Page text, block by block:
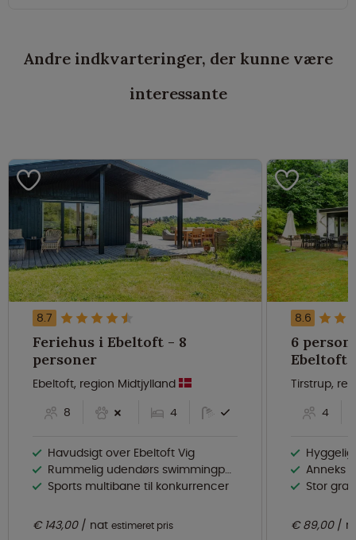
Andre indkvarteringer, der kunne være
interessante
8.7
Feriehus i Ebeltoft - 8
personer
Ebeltoft, region Midtjylland
8
4
Havudsigt over Ebeltoft Vig
Rummelig udendørs swimmingpool
Sports multibane til konkurrencer
€ 143,00 nat estimeret pris
8.6
6
Tirstrup,
4
Anneks
Stor
€ 89,00